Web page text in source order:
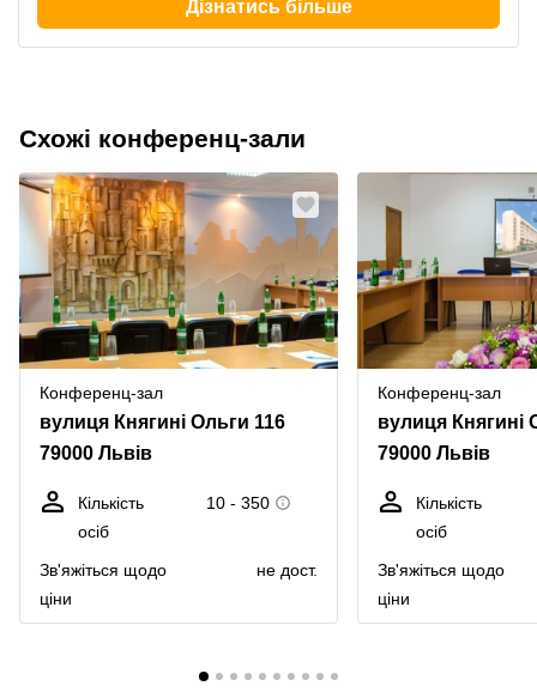
Дізнатись більше
Схожі конференц-зали
Конференц-зал
вулиця Княгині Ольги 116
79000 Львів
Кількість
осіб
10 - 350
Зв'яжіться щодо
ціни
не дост.
Конференц-зал
вулиця Княгині
79000 Львів
Кількість
осіб
Зв'яжіться щодо
ціни